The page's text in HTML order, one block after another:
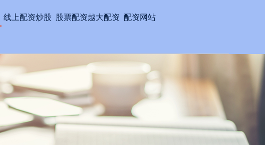
线上配资炒股 股票配资越大配资 配资网站